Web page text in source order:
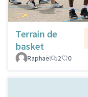
Terrain de
basket
Raphaël
2 0